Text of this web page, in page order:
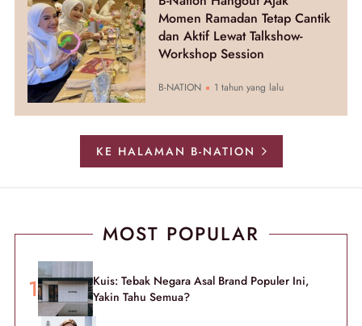
Momen Ramadan Tetap Cantik
dan Aktif Lewat Talkshow-
Workshop Session
B-NATION 1 tahun yang lalu
KE HALAMAN B-NATION
MOST POPULAR
Kuis: Tebak Negara Asal Brand Populer Ini,
Yakin Tahu Semua?